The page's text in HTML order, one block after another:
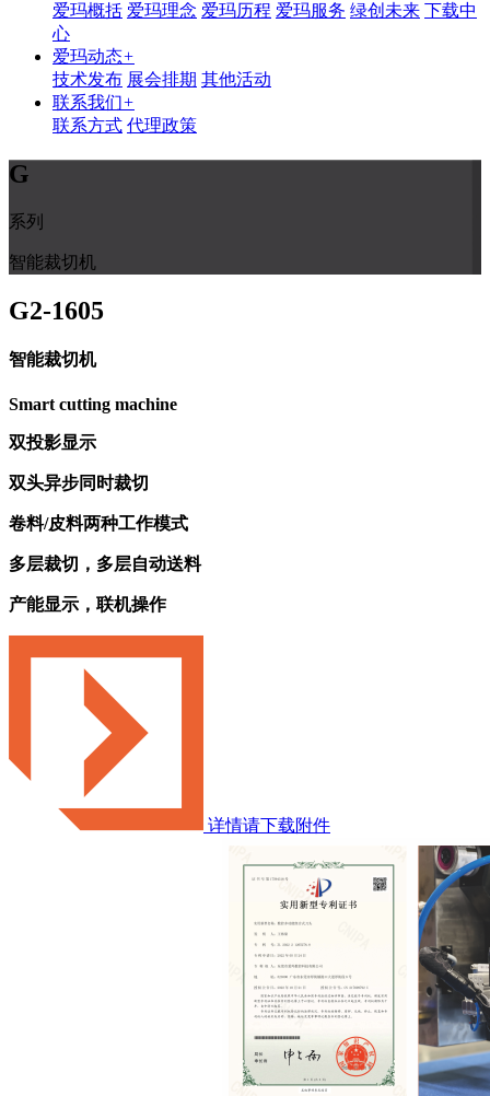
爱玛概括 爱玛理念 爱玛历程 爱玛服务 绿创未来 下载中
心
爱玛动态+
技术发布 展会排期 其他活动
联系我们+
联系方式 代理政策
G
系列
智能裁切机
G2-1605
智能裁切机
Smart cutting machine
双投影显示
双头异步同时裁切
卷料/皮料两种工作模式
多层裁切，多层自动送料
产能显示，联机操作
详情请下载附件